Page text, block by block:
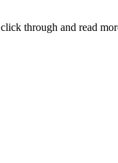
through and read